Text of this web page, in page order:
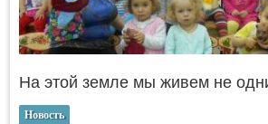
На этой земле мы живем не
Новость